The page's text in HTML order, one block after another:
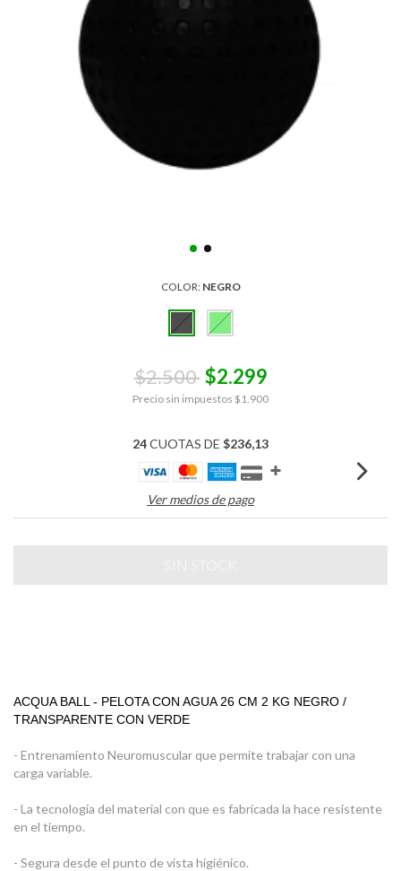
COLOR: NEGRO
$2.500 $2.299
Precio sin impuestos $1.900
24CUOTAS DE $236,13
Ver medios de pago
ACQUA BALL - PELOTA CON AGUA 26 CM 2 KG NEGRO /
TRANSPARENTE CON VERDE
- Entrenamiento Neuromuscular que permite trabajar con una
carga variable.
- La tecnologia del material con que es fabricada la hace resistente
en el tiempo.
- Segura desde el punto de vista higiénico.